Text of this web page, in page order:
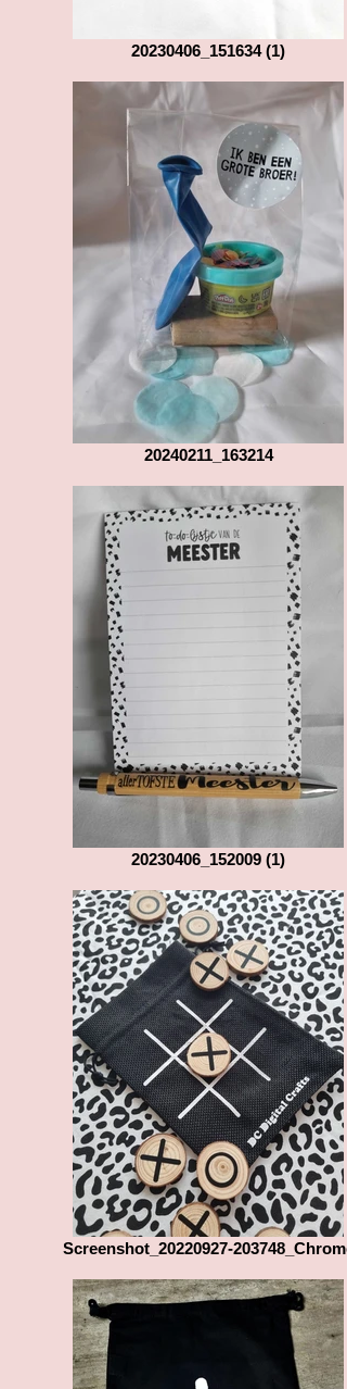
20230406_151634 (1)
20240211_163214
20230406_152009 (1)
Screenshot_20220927-203748_Chrome